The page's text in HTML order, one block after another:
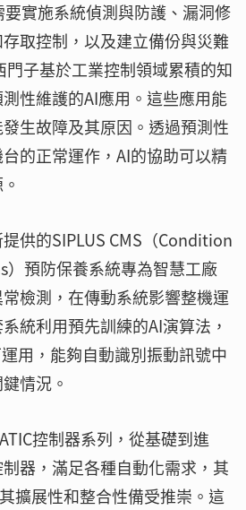
要實施系統偵測與防護、漏洞修
取控制，以及建立備份與災難
門子基於工業控制領域累積的知
性維護的AI應用。這些應用能
生故障及其原因。透過預測性
的正常運作，AI的協助可以精
供的SIPLUS CMS（Condition
預防保養系統專為智慧工廠
檢測，在傳動系統影響整機運
統利用預先訓練的AI演算法，
用，能夠自動識別振動訊號中
情況。
控制器系列，從基礎到進
器，滿足各種自動化需求，其
擴展性和整合性備受推崇。這